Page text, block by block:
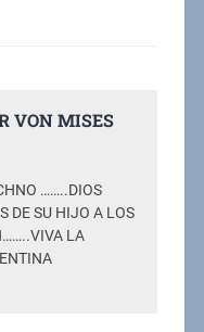
VON MISES
……..DIOS
DE SU HIJO A LOS
LA